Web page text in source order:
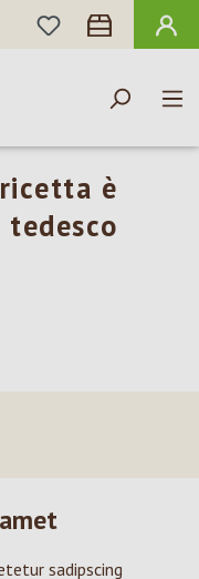
HAI 0 ARTICOLI
è
sadipscing